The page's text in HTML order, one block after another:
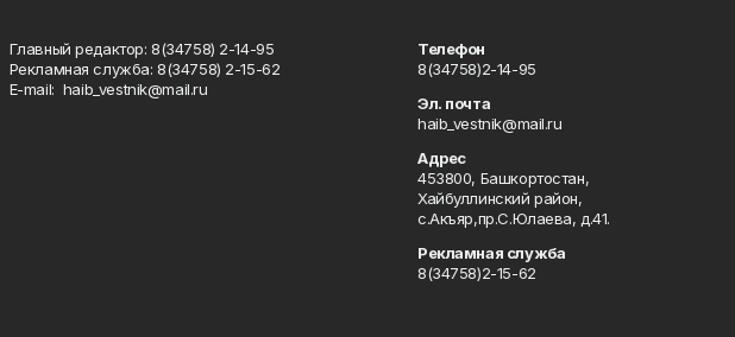
Главный редактор: 8(34758) 2-14-95
Рекламная служба: 8(34758) 2-15-62
Е-mаil: haib_vestnik@mail.ru
Телефон
8(34758)2-14-95
Эл. почта
haib_vestnik@mail.ru
Адрес
453800, Башкортостан,
Хайбуллинский район,
с.Акъяр,пр.С.Юлаева, д.41.
Рекламная служба
8(34758)2-15-62